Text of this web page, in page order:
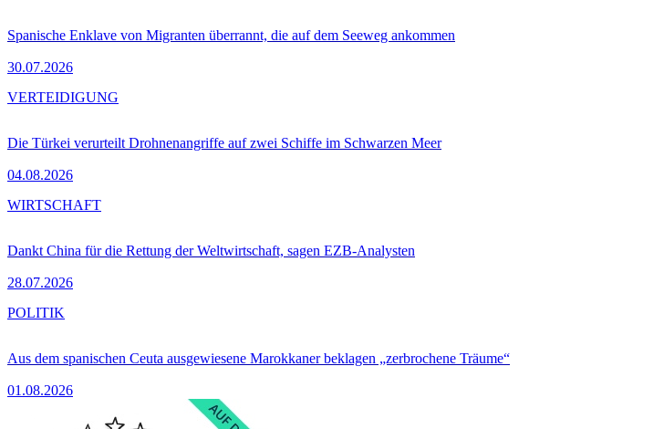
Spanische Enklave von Migranten überrannt, die auf dem Seeweg ankommen
30.07.2026
Die Türkei verurteilt Drohnenangriffe auf zwei Schiffe im Schwarzen Meer
04.08.2026
VERTEIDIGUNG
Dankt China für die Rettung der Weltwirtschaft, sagen EZB-Analysten
28.07.2026
WIRTSCHAFT
Aus dem spanischen Ceuta ausgewiesene Marokkaner beklagen „zerbrochene Träume“
01.08.2026
POLITIK